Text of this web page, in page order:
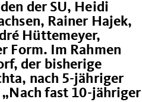
der SU, Heidi
Rainer Hajek,
Hüttemeyer,
Form. Im Rahmen
der bisherige
nach 5-jähriger
fast 10-jähriger